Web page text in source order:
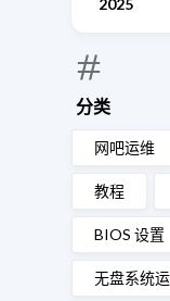
分类
网吧运维
教程
BIOS 设置
无盘系统